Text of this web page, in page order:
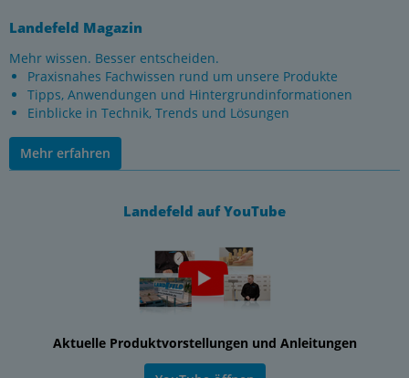
Landefeld Magazin
Mehr wissen. Besser entscheiden.
Praxisnahes Fachwissen rund um unsere Produkte
Tipps, Anwendungen und Hintergrundinformationen
Einblicke in Technik, Trends und Lösungen
Mehr erfahren
Landefeld auf YouTube
Aktuelle Produktvorstellungen und Anleitungen